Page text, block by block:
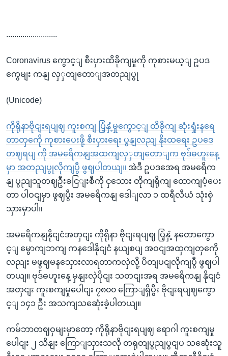
.........................
Coronavirus ကွောင့ျ စီးပှားထိခိုကျမှုကို ကုစားမယ့ျ ဥပဒ
ကွေမျး ကနျ လှှတျတောျအတညျပွု
(Unicode)
ကိုရိုနာဗိုငျးရပျဈ ကူးစကျ ပြံ့နှံ့မှုကွောင့ျ ထိခိုကျ ဆုံးရှုံးနရေ
တာတှကေို ကုစားပေးဖို့ စီးပှားရေး ပွနျလညျ နိုးထရေး ဥပဒေ
တဈရပျ ကို အမရေိကနျအထကျလှှတျတောျက ဗုဒ်ဓဟူးနေ့
မှာ အတညျပွုလိုကျပွီ ဖွဈပါတယျ။ အဲဒီ ဥပဒအေရ အမရေိက
နျ ပွညျသူတဈဦးခငြျးစီကို ငှသေား တိုကျရိုကျ ထောကျပံ့ပေး
တာ ပါဝငျမှာ ဖွဈပွီး အမရေိကနျ ဒေါျလာ ၁ ထရီလီယံ သုံးစှဲ
သှားမှာပါ။
အမရေိကနျနိုငျငံအတှငျး ကိုရိုနာ ဗိုငျးရပျဈ ပြံ့နှံ့ နတောကွော
င့ျ မွောကျဘကျ ကနဒေါနိုငျငံ နယျစပျ အဝငျအထှကျတှကေို
လညျး မဖွဈမနသှေားလာရတာကလှဲလို့ ပိတျပငျလိုကျပွီ ဖွဈပါ
တယျ။ ဗုဒ်ဓဟူးနေ့ မှနျးလှဲပိုငျး သတငျးအရ အမရေိကနျ နိုငျငံ
အတှငျး ကူးစကျမှုပေါငျး ၇၈၀၀ ကြောျရှိပွီး ဗိုငျးရပျဈကွော
င့ျ ၁၄၁ ဦး အသကျသဆေုံးခဲ့ပါတယျ။
ကမ်ဘာတဈဝှမျးမှာတော့ ကိုရိုနာဗိုငျးရပျဈ ရောဂါ ကူးစကျမှု
ပေါငျး ၂ သိနျး ကြောျသှားသလို တရုတျပွညျပွငျပ သဆေုံးသူ